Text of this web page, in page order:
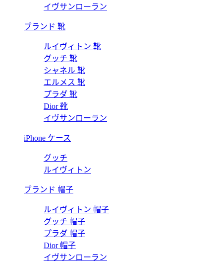
イヴサンローラン
ブランド 靴
ルイヴィトン 靴
グッチ 靴
シャネル 靴
エルメス 靴
プラダ 靴
Dior 靴
イヴサンローラン
iPhone ケース
グッチ
ルイヴィトン
ブランド 帽子
ルイヴィトン 帽子
グッチ 帽子
プラダ 帽子
Dior 帽子
イヴサンローラン